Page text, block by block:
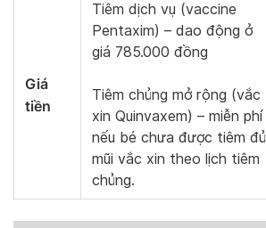
Giá
tiền
Tiêm dịch vụ (vaccine
Pentaxim) – dao động ở
giá 785.000 đồng
Tiêm chủng mở rộng (vắc
xin Quinvaxem) – miễn phí
nếu bé chưa được tiêm đủ
mũi vắc xin theo lịch tiêm
chủng.